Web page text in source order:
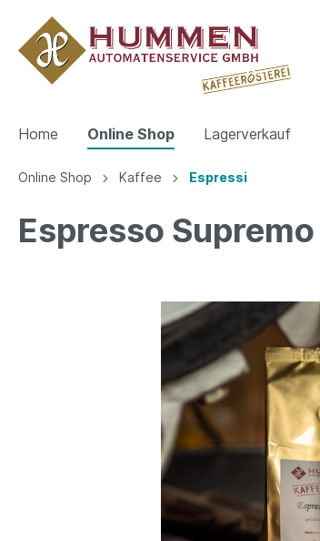
Home Online Shop Lagerverkauf
Kaffee
Online Shop Kaffee Espressi
Espresso Supremo